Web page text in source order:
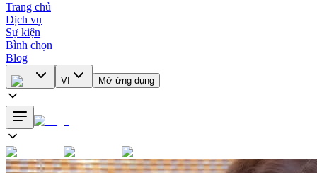
Trang chủ
Dịch vụ
Sự kiện
Bình chọn
Blog
VI Mở ứng dụng